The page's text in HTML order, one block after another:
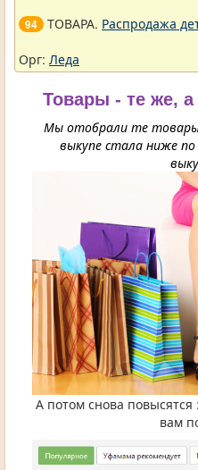
94 ТОВАРА. Распродажа
Орг: Леда
Товары - те же,
Мы отобрали те
выкупе стала ниже
А потом снова повысятся
вам